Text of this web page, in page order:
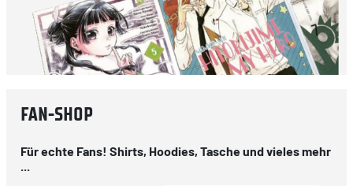
FAN-SHOP
Für echte Fans! Shirts, Hoodies, Tasche und vieles mehr
...